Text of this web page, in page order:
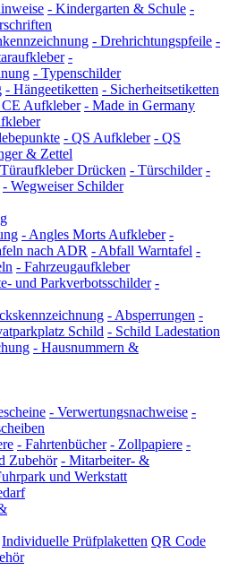
- Kindergarten & Schule -
- Drehrichtungspfeile -
-
- Typenschilder
- Hängeetiketten - Sicherheitsetiketten
CE Aufkleber - Made in Germany
- QS Aufkleber - QS
& Zettel
Türaufkleber Drücken - Türschilder -
- Wegweiser Schilder
- Angles Morts Aufkleber -
nach ADR - Abfall Warntafel -
- Fahrzeugaufkleber
und Parkverbotsschilder -
- Absperrungen -
Schild - Schild Ladestation
- Hausnummern &
- Verwertungsnachweise -
- Fahrtenbücher - Zollpapiere -
Zubehör - Mitarbeiter- &
und Werkstatt
Individuelle Prüfplaketten QR Code